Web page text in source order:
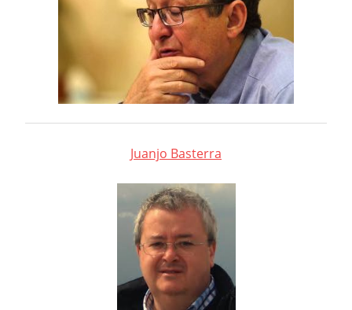
Juanjo Basterra